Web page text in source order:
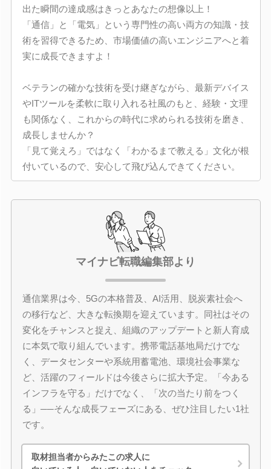
出た瞬間の達成感はきっとあなたの想像以上！
「通信」と「電気」という専門性の高い両方の知識・技
術を習得できるため、市場価値の高いエンジニアへと着
実に成長できますよ！
ベテランの確かな技術を受け継ぎながら、最新デバイス
やITツールを柔軟に取り入れる社風のもと、経験・文理
も関係なく、これからの時代に求められる技術を磨き、
成長しませんか？
「見て覚えろ」ではなく「わかるまで教える」文化が根
付いているので、安心して飛び込んできてください。
マイナビ転職編集部より
通信業界は今、5Gの本格普及、AI活用、脱炭素社会へ
の移行など、大きな転換期を迎えています。同社はその
変化をチャンスと捉え、組織のアップデートと新人育成
に本気で取り組んでいます。携帯電話基地局だけでな
く、データセンターや系統用蓄電池、環境社会事業な
ど、活躍のフィールドは今後さらに拡大予定。「今ある
インフラを守る」だけでなく、「次の当たり前をつく
る」──そんな成長フェーズにある、ぜひ注目したい1社
です。
取材担当者からみたこの求人に